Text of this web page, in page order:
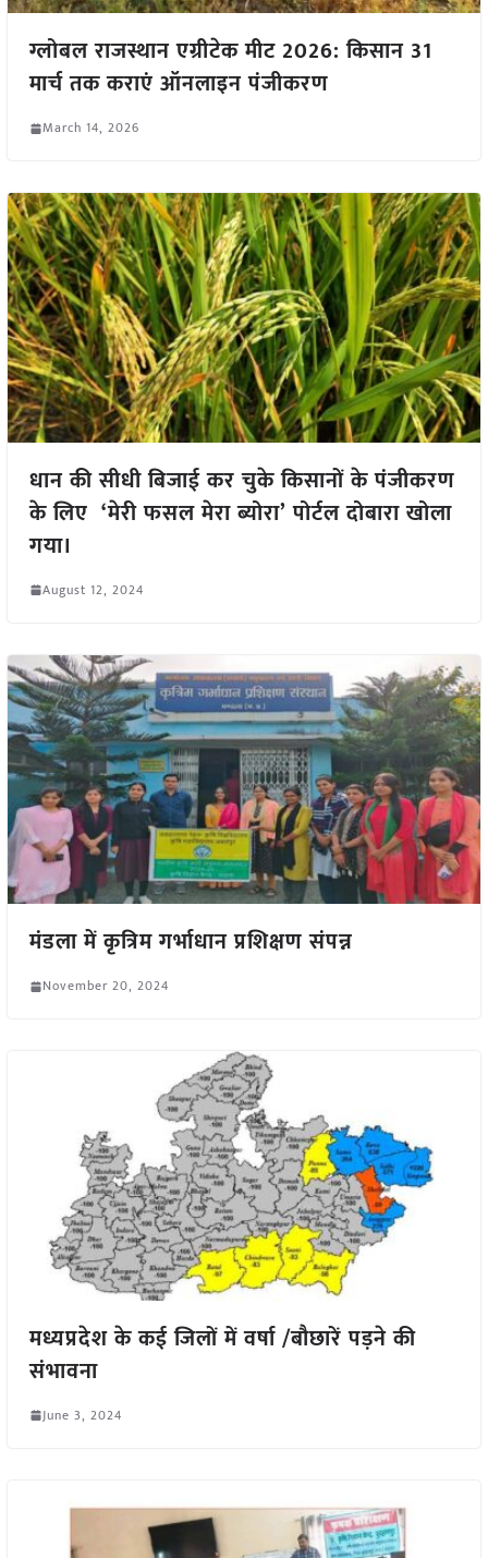
ग्लोबल राजस्थान एग्रीटेक मीट 2026: किसान 31
मार्च तक कराएं ऑनलाइन पंजीकरण
March 14, 2026
धान की सीधी बिजाई कर चुके किसानों के पंजीकरण
के लिए ‘मेरी फसल मेरा ब्योरा’ पोर्टल दोबारा खोला
गया।
August 12, 2024
मंडला में कृत्रिम गर्भाधान प्रशिक्षण संपन्न
November 20, 2024
मध्यप्रदेश के कई जिलों में वर्षा /बौछारें पड़ने की
संभावना
June 3, 2024